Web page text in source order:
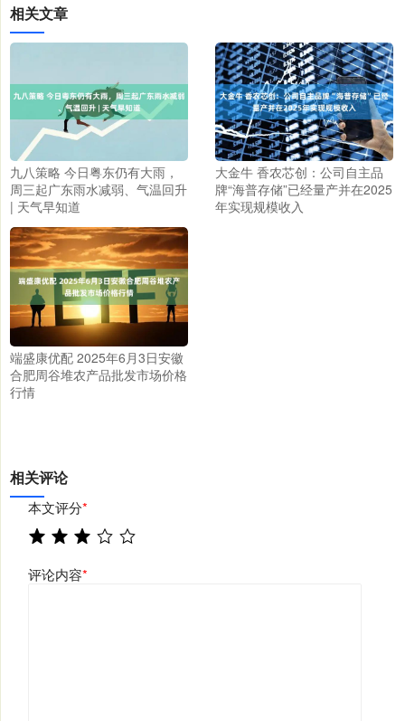
相关文章
九八策略 今日粤东仍有大雨，
周三起广东雨水减弱、气温回升
| 天气早知道
大金牛 香农芯创：公司自主品
牌“海普存储”已经量产并在2025
年实现规模收入
端盛康优配 2025年6月3日安徽
合肥周谷堆农产品批发市场价格
行情
相关评论
本文评分*
评论内容*